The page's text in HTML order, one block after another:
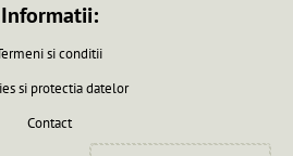
Informatii:
si conditii
si protectia datelor
Contact